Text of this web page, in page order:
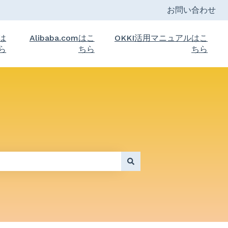
お問い合わせ
Alibaba.comはこ
ちら
OKKI活用マニュアルはこ
ちら